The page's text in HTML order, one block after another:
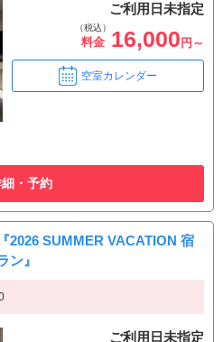
ご利用日未指定
（税込）
料金 16,000 円～
空室カレンダー
・予約
2026 SUMMER VACATION 宿
ン』
ご利用日未指定